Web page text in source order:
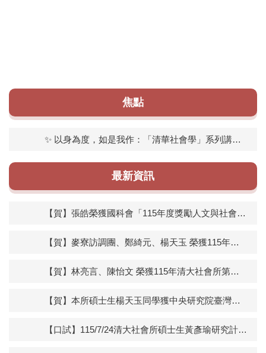
焦點
✨ 以身為度，如是我作：「清華社會學」系列講座演講側記與側錄影片
最新資訊
【賀】張皓榮獲國科會「115年度獎勵人文與社會科學領域博士候選人撰寫博士論文」獎助
【賀】麥寮訪調團、鄭綺元、楊天玉 榮獲115年清大社會所社會實踐獎學金
【賀】林亮言、陳怡文 榮獲115年清大社會所第二社會獎學金
【賀】本所碩士生楊天玉同學獲中央研究院臺灣史研究所115年度獎補助訪問學員
【口試】115/7/24清大社會所碩士生黃彥瑜研究計畫口試